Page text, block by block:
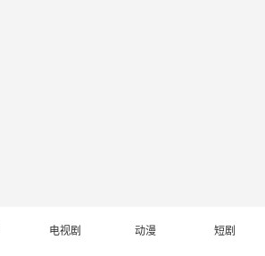
电视剧 动漫 短剧